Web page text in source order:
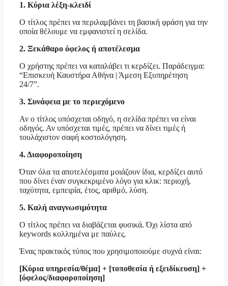
1. Κύρια λέξη-κλειδί
Ο τίτλος πρέπει να περιλαμβάνει τη βασική φράση για την
οποία θέλουμε να εμφανιστεί η σελίδα.
2. Ξεκάθαρο όφελος ή αποτέλεσμα
Ο χρήστης πρέπει να καταλάβει τι κερδίζει. Παράδειγμα:
“Επισκευή Καυστήρα Αθήνα | Άμεση Εξυπηρέτηση
24/7”.
3. Συνάφεια με το περιεχόμενο
Αν ο τίτλος υπόσχεται οδηγό, η σελίδα πρέπει να είναι
οδηγός. Αν υπόσχεται τιμές, πρέπει να δίνει τιμές ή
τουλάχιστον σαφή κοστολόγηση.
4. Διαφοροποίηση
Όταν όλα τα αποτελέσματα μοιάζουν ίδια, κερδίζει αυτό
που δίνει έναν συγκεκριμένο λόγο για κλικ: περιοχή,
ταχύτητα, εμπειρία, έτος, αριθμό, λύση.
5. Καλή αναγνωσιμότητα
Ο τίτλος πρέπει να διαβάζεται φυσικά. Όχι λίστα από
keywords κολλημένα με παύλες.
Ένας πρακτικός τύπος που χρησιμοποιούμε συχνά είναι:
[Κύρια υπηρεσία/θέμα] + [τοποθεσία ή εξειδίκευση] +
[όφελος/διαφοροποίηση]